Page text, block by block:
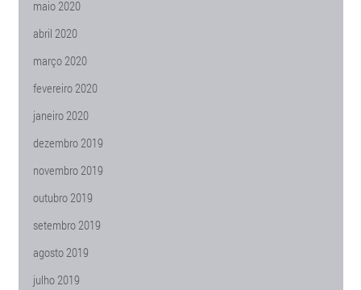
maio 2020
abril 2020
março 2020
fevereiro 2020
janeiro 2020
dezembro 2019
novembro 2019
outubro 2019
setembro 2019
agosto 2019
julho 2019